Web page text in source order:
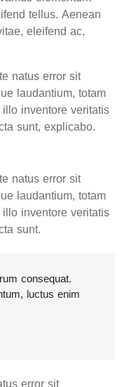
tellus. Aenean
eleifend ac,
natus error sit
laudantium, totam
inventore veritatis
sunt, explicabo.
natus error sit
laudantium, totam
inventore veritatis
sunt.
consequat.
luctus enim